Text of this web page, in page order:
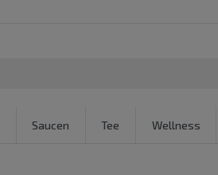
Saucen Tee Wellness